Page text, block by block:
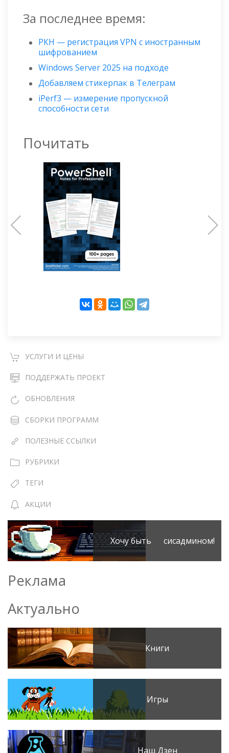
За последнее время:
РКН — регистрация VPN с иностранным
шифрованием
Windows Server 2025 на подходе
Добавляем стикерпак в Телеграм
iPerf3 — измерение пропускной
способности сети
Почитать
УСЛУГИ И ЦЕНЫ
ПОДДЕРЖАТЬ ПРОЕКТ
ОБНОВЛЕНИЯ
СБОРКИ ПРОГРАММ
ПОЛЕЗНЫЕ ССЫЛКИ
РУБРИКИ
ТЕГИ
АКЦИИ
Хочу быть сисадмином!
Реклама
Актуально
Книги
Игры
Наш Дзен